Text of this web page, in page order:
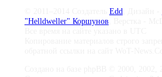
Edd
"Helldweller" Коршунов